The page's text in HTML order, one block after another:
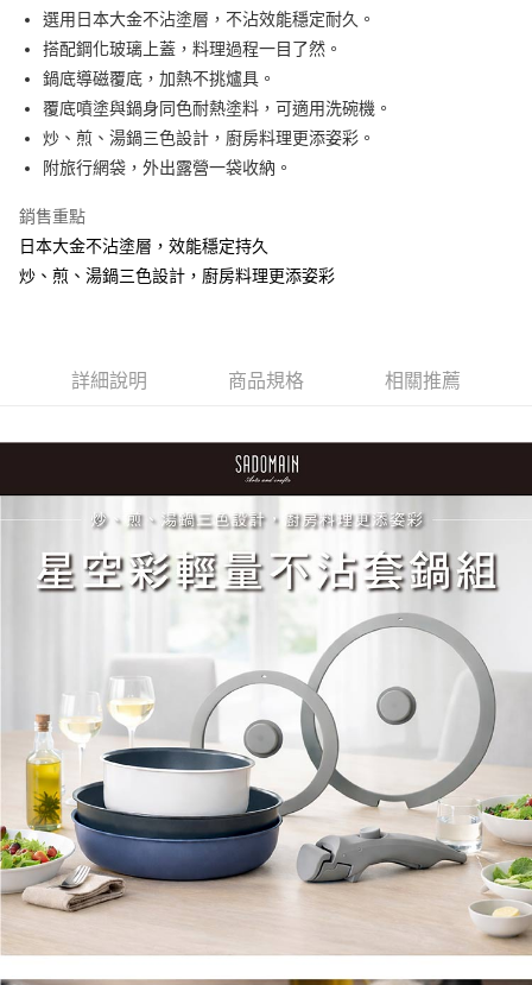
選用日本大金不沾塗層，不沾效能穩定耐久。
搭配鋼化玻璃上蓋，料理過程一目了然。
鍋底導磁覆底，加熱不挑爐具。
覆底噴塗與鍋身同色耐熱塗料，可適用洗碗機。
炒、煎、湯鍋三色設計，廚房料理更添姿彩。
附旅行網袋，外出露營一袋收納。
銷售重點
日本大金不沾塗層，效能穩定持久
炒、煎、湯鍋三色設計，廚房料理更添姿彩
詳細說明 商品規格 相關推薦